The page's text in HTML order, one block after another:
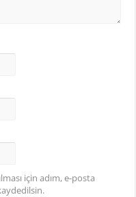
için adım, e-posta